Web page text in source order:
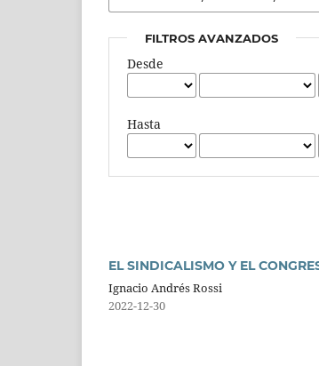
FILTROS AVANZADOS
Desde
Hasta
EL SINDICALISMO Y EL
Ignacio Andrés Rossi
2022-12-30